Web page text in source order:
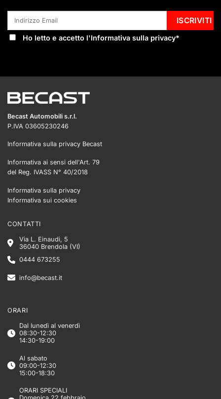
Ho letto e accetto l'Informativa sulla privacy*
Becast Automobili s.r.l.
P.IVA 03605230246
Informativa sulla privacy Becast
Informativa ai sensi dell'Art. 79
del Reg. IVASS N° 40/2018
Informativa sulla privacy
Informativa sui cookies
CONTATTI
Via L. Einaudi, 5
36040 Brendola (VI)
0444 673255
info@becast.it
ORARI
Dal lunedì al venerdì
08:30-12:30
14:30-19:00
Al sabato
09:00-12:30
15:00-18:30
ORARI SPECIALI